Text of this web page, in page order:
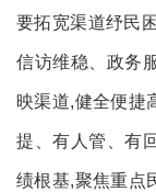
要拓宽渠道纾民
信访维稳、政务
映渠道,健全便捷
提、有人管、有
绩根基,聚焦重点